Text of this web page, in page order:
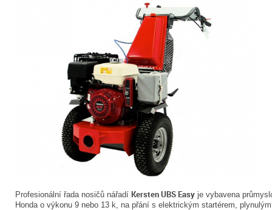
Profesionální řada nosičů nářadí Kersten UBS Easy je vybavena
Honda o výkonu 9 nebo 13 k, na přání s elektrickým startérem,